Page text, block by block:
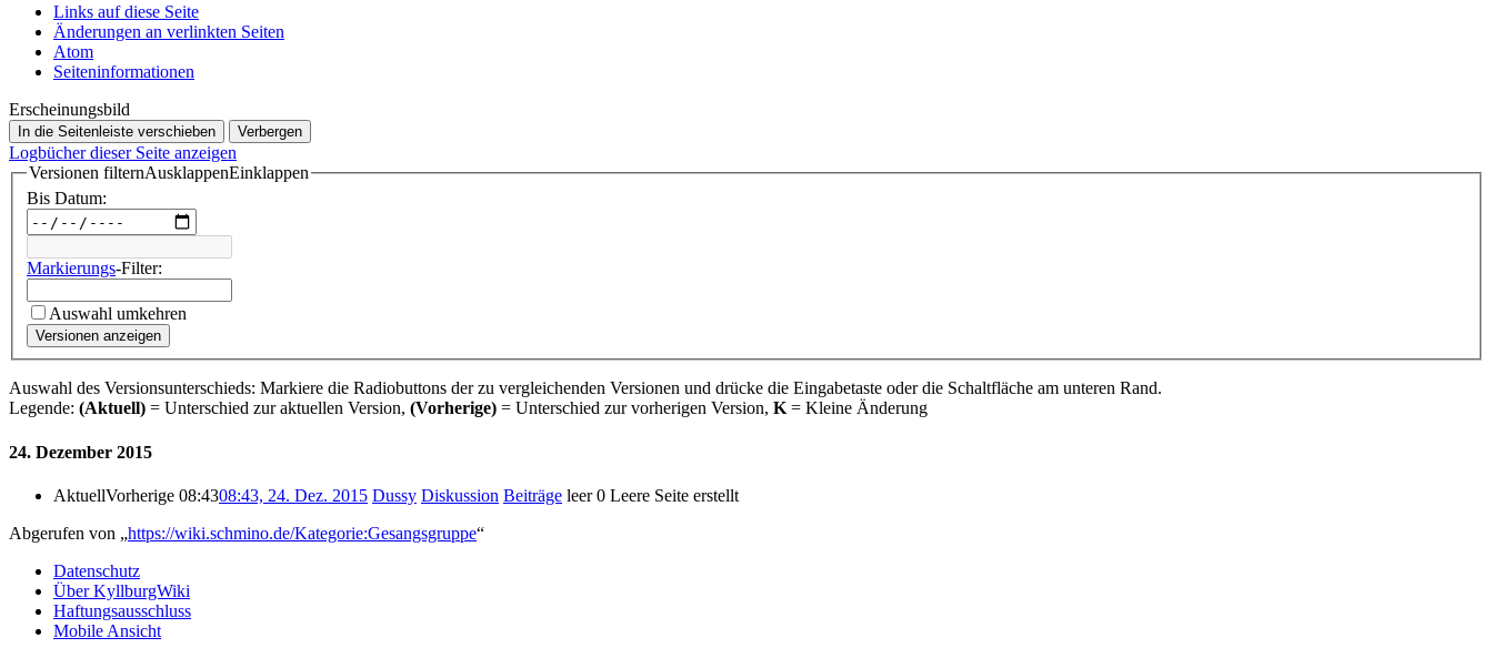
Links auf diese Seite
Änderungen an verlinkten Seiten
Atom
Seiten­­informationen
Erscheinungsbild
In die Seitenleiste verschieben Verbergen
Logbücher dieser Seite anzeigen
Versionen filternAusklappenEinklappen
Bis Datum:
Markierungs-Filter:
Auswahl umkehren
Versionen anzeigen
Auswahl des Versionsunterschieds: Markiere die Radiobuttons der zu vergleichenden Versionen und drücke die Eingabetaste oder die Schaltfläche am unteren Rand.
Legende: (Aktuell) = Unterschied zur aktuellen Version, (Vorherige) = Unterschied zur vorherigen Version, K= Kleine Änderung
24. Dezember 2015
AktuellVorherige 08:4308:43, 24. Dez. 2015 Dussy Diskussion Beiträge leer 0 Leere Seite erstellt
Abgerufen von „https://wiki.schmino.de/Kategorie:Gesangsgruppe“
Datenschutz
Über KyllburgWiki
Haftungsausschluss
Mobile Ansicht